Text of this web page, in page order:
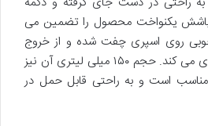
پاشش یکنواخت محصول را تضمین می
روی اسپری چفت شده و از خروج
ناخواسته محتویات جلوگیری می کند. حجم ۱۵۰ میلی لیتری آن نیز
مناسب است و به راحتی قابل حمل در